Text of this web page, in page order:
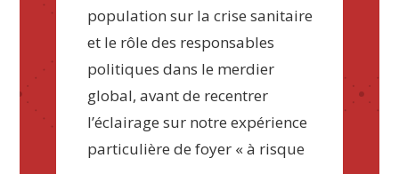
population sur la crise sanitaire
et le rôle des responsables
politiques dans le merdier
global, avant de recentrer
l’éclairage sur notre expérience
particulière de foyer « à risque